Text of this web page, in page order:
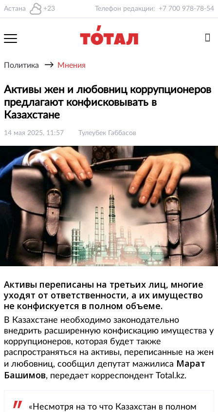
Астана +23 Телефон редакции: +7 700 978-78-54
Политика → Мнения
Активы жен и любовниц коррупционеров
предлагают конфисковывать в
Казахстане
14 мая 2025, 11:57 Тулеубек Габбасов
Активы переписаны на третьих лиц, многие
уходят от ответственности, а их имущество
не конфискуется в полном объеме.
В Казахстане необходимо законодательно
внедрить расширенную конфискацию имущества у
коррупционеров, которая будет также
распространяться на активы, переписанные на жен
и любовниц, сообщил депутат мажилиса Марат
Башимов, передает корреспондент Total.kz.
«Несмотря на то что Казахстан в полном